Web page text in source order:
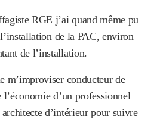
RGE j’ai quand même pu
de la PAC, environ
de l’installation.
m’improviser conducteur de
d’un professionnel
d’intérieur pour suivre